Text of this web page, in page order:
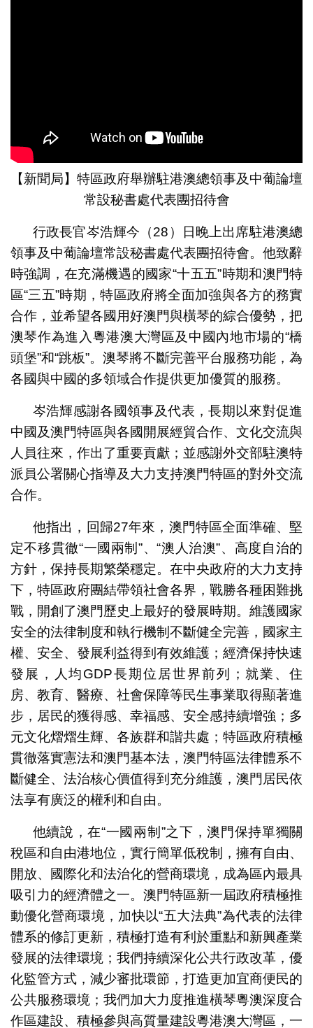
【新聞局】特區政府舉辦駐港澳總領事及中葡論壇
常設秘書處代表團招待會
行政長官岑浩輝今（28）日晚上出席駐港澳總
領事及中葡論壇常設秘書處代表團招待會。他致辭
時強調，在充滿機遇的國家“十五五”時期和澳門特
區“三五”時期，特區政府將全面加強與各方的務實
合作，並希望各國用好澳門與橫琴的綜合優勢，把
澳琴作為進入粵港澳大灣區及中國內地市場的“橋
頭堡”和“跳板”。澳琴將不斷完善平台服務功能，為
各國與中國的多領域合作提供更加優質的服務。
岑浩輝感謝各國領事及代表，長期以來對促進
中國及澳門特區與各國開展經貿合作、文化交流與
人員往來，作出了重要貢獻；並感謝外交部駐澳特
派員公署關心指導及大力支持澳門特區的對外交流
合作。
他指出，回歸27年來，澳門特區全面準確、堅
定不移貫徹“一國兩制”、“澳人治澳”、高度自治的
方針，保持長期繁榮穩定。在中央政府的大力支持
下，特區政府團結帶領社會各界，戰勝各種困難挑
戰，開創了澳門歷史上最好的發展時期。維護國家
安全的法律制度和執行機制不斷健全完善，國家主
權、安全、發展利益得到有效維護；經濟保持快速
發展，人均GDP長期位居世界前列；就業、住
房、教育、醫療、社會保障等民生事業取得顯著進
步，居民的獲得感、幸福感、安全感持續增強；多
元文化熠熠生輝、各族群和諧共處；特區政府積極
貫徹落實憲法和澳門基本法，澳門特區法律體系不
斷健全、法治核心價值得到充分維護，澳門居民依
法享有廣泛的權利和自由。
他續說，在“一國兩制”之下，澳門保持單獨關
稅區和自由港地位，實行簡單低稅制，擁有自由、
開放、國際化和法治化的營商環境，成為區內最具
吸引力的經濟體之一。澳門特區新一屆政府積極推
動優化營商環境，加快以“五大法典”為代表的法律
體系的修訂更新，積極打造有利於重點和新興產業
發展的法律環境；我們持續深化公共行政改革，優
化監管方式，減少審批環節，打造更加宜商便民的
公共服務環境；我們加大力度推進橫琴粵澳深度合
作區建設、積極參與高質量建設粵港澳大灣區，一